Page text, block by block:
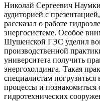
Николай Сергеевич
аудиторией с
рассказал о работе
энергосистеме. Особое
Шушенской ГЭС уделил
производственной
университета получить
энергохолдинга. Такая
специалистам
процессы и познакомиться
гидротехнических